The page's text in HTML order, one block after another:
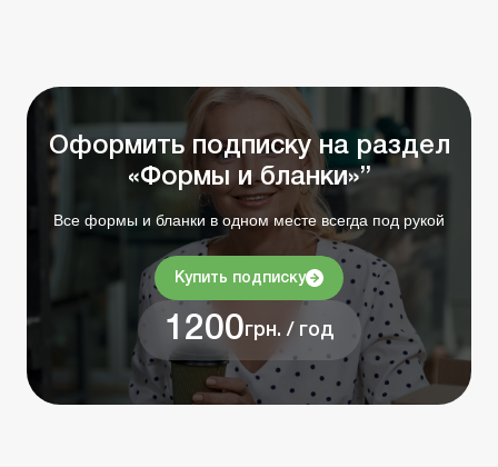
Оформить подписку на раздел
«Формы и бланки»”
Все формы и бланки в одном месте всегда под рукой
Купить подписку
1200грн. / год